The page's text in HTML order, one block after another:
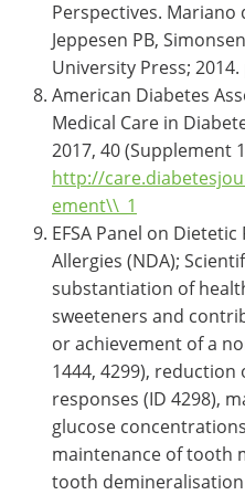
Perspectives. Mariano
Jeppesen PB,
University Press; 2014.
American Diabetes
Medical Care in
2017, 40 (Supplement
http://
ement\\_1
EFSA Panel on
Allergies (NDA);
substantiation of
sweeteners and
or achievement of a
1444, 4299),
responses (ID 4298),
glucose
maintenance of tooth
tooth demineralisation